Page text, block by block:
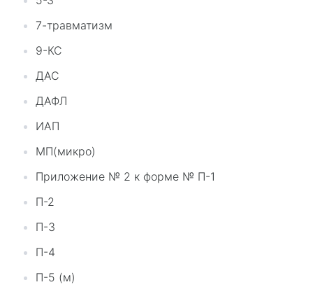
7-травматизм
9-КС
ДАС
ДАФЛ
ИАП
МП(микро)
Приложение № 2 к форме № П-1
П-2
П-3
П-4
П-5 (м)